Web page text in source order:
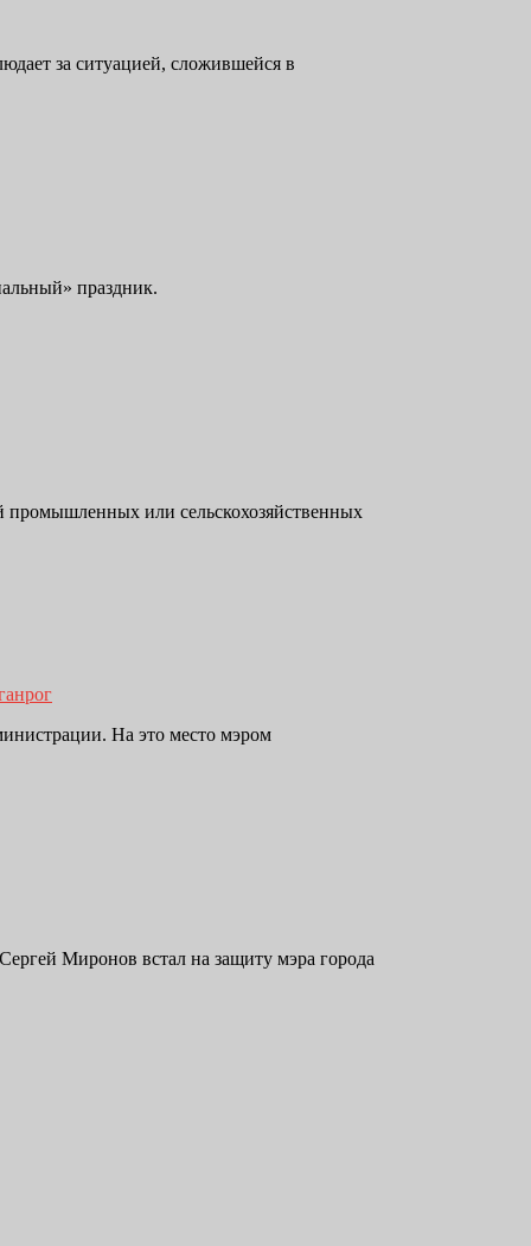
за ситуацией, сложившейся в
праздник.
промышленных или сельскохозяйственных
На это место мэром
Миронов встал на защиту мэра города